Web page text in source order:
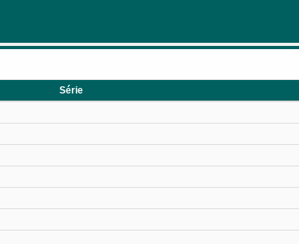
Série